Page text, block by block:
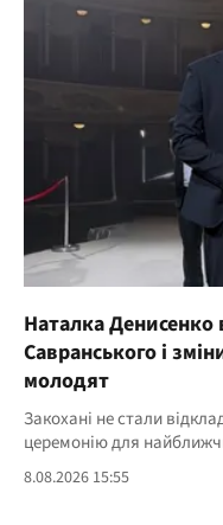
Наталка
Савранського і
молодят
Закохані не стали
церемонію для
8.08.2026 15:55